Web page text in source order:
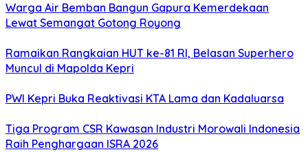
Warga Air Bemban Bangun Gapura Kemerdekaan
Lewat Semangat Gotong Royong
Ramaikan Rangkaian HUT ke-81 RI, Belasan Superhero
Muncul di Mapolda Kepri
PWI Kepri Buka Reaktivasi KTA Lama dan Kadaluarsa
Tiga Program CSR Kawasan Industri Morowali Indonesia
Raih Penghargaan ISRA 2026